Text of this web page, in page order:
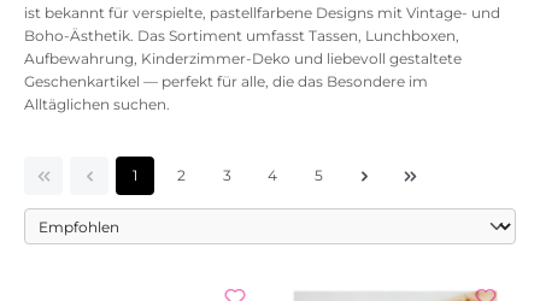
ist bekannt für verspielte, pastellfarbene Designs mit Vintage- und
Boho-Ästhetik. Das Sortiment umfasst Tassen, Lunchboxen,
Aufbewahrung, Kinderzimmer-Deko und liebevoll gestaltete
Geschenkartikel — perfekt für alle, die das Besondere im
Alltäglichen suchen.
Seite
1 Seite
2 Seite
3 Seite
4 Seite
5